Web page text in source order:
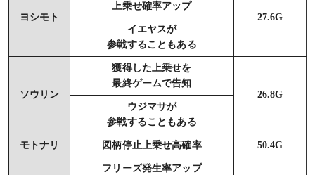
ヨシモト
上乗せ確率アップ
27.6G
イエヤスが
参戦することもある
ソウリン
獲得した上乗せを
最終ゲームで告知
26.8G
ウジマサが
参戦することもある
モトナリ 図柄停止上乗せ高確率 50.4G
フリーズ発生率アップ